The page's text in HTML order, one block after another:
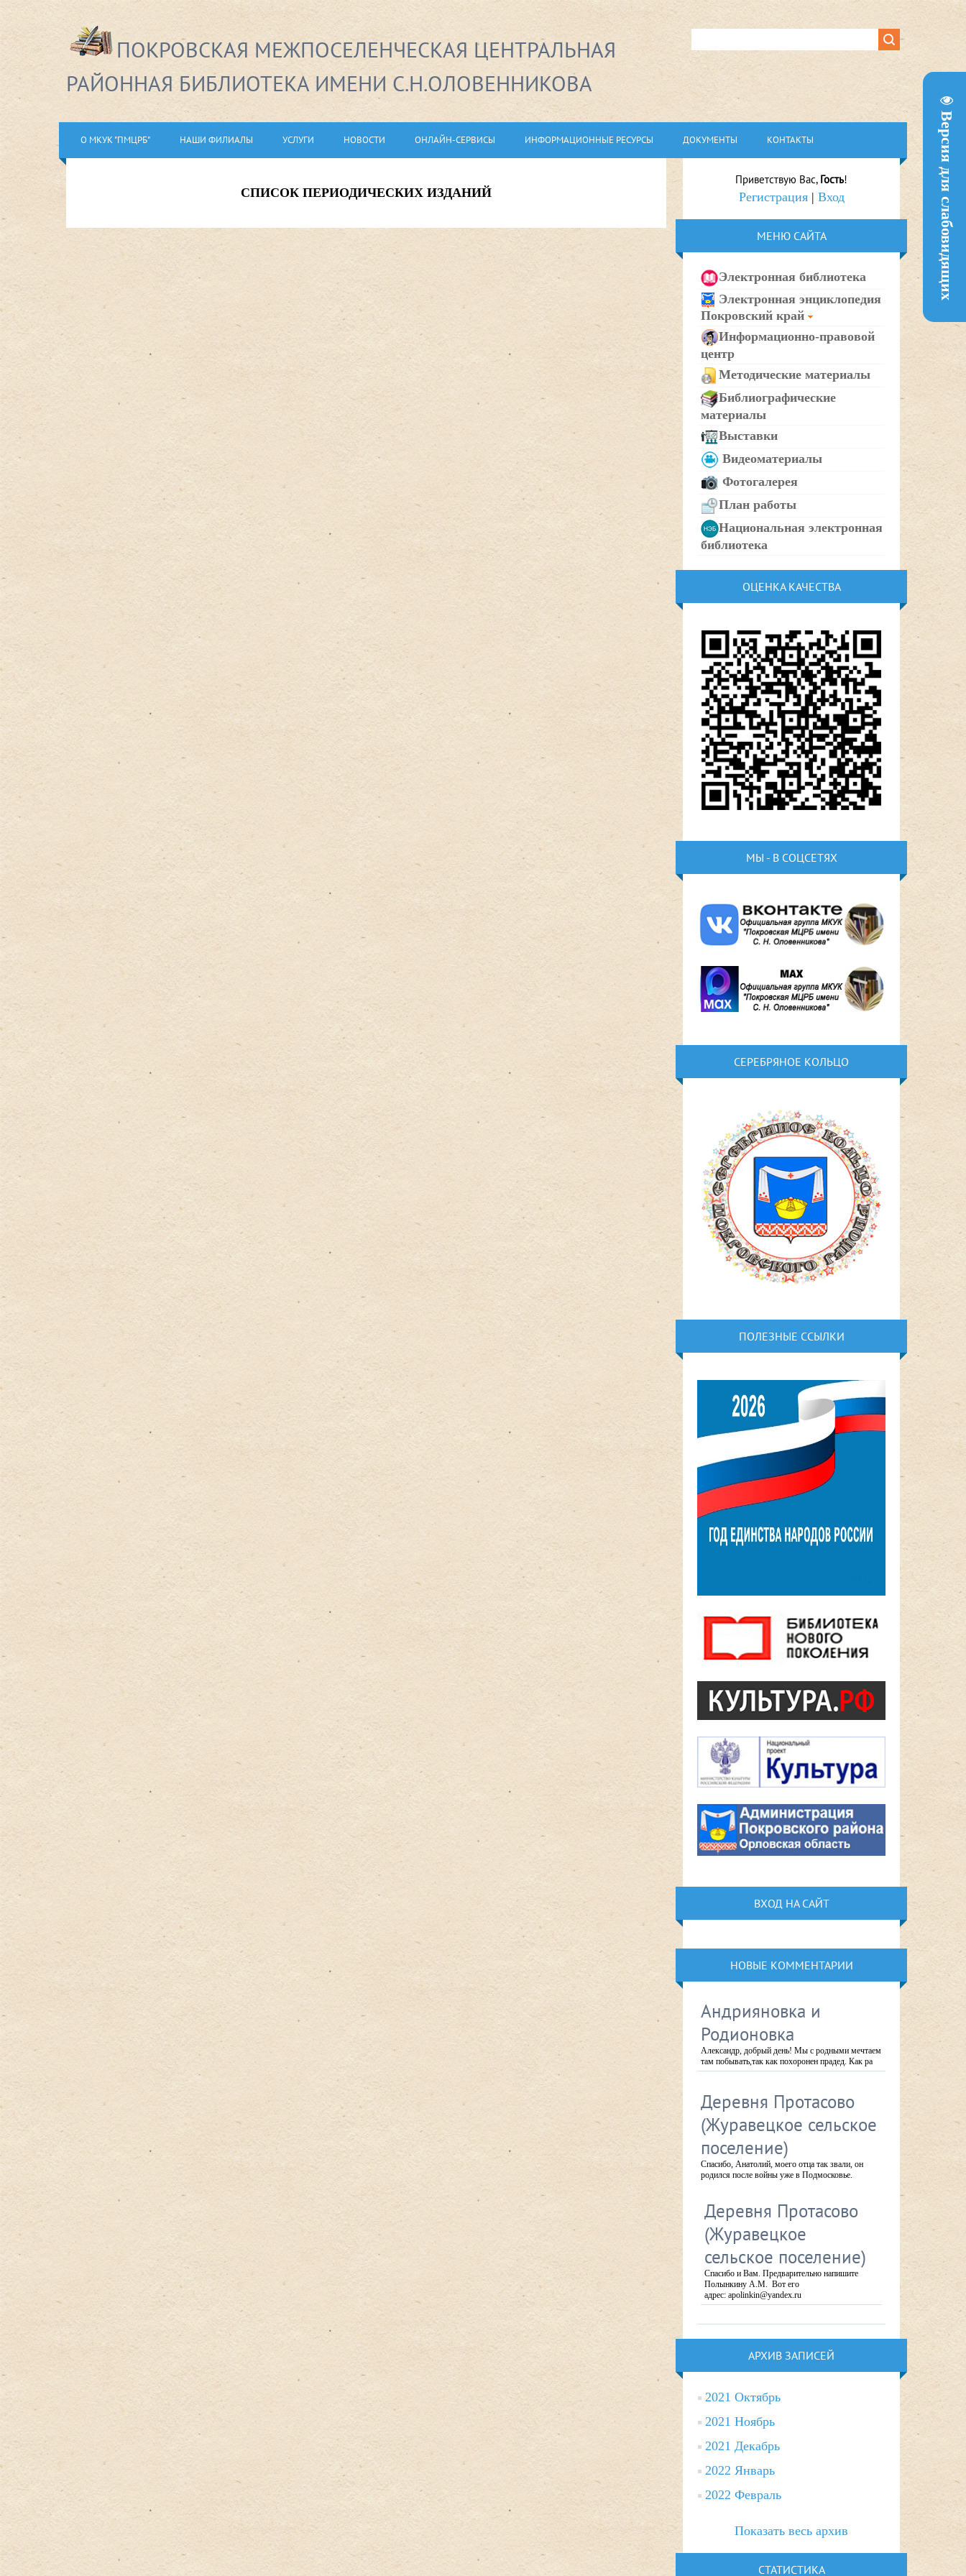
Версия для слабовидящих
ПОКРОВСКАЯ МЕЖПОСЕЛЕНЧЕСКАЯ ЦЕНТРАЛЬНАЯ
РАЙОННАЯ БИБЛИОТЕКА ИМЕНИ С.Н.ОЛОВЕННИКОВА
О МКУК "ПМЦРБ" НАШИ ФИЛИАЛЫ УСЛУГИ НОВОСТИ ОНЛАЙН-СЕРВИСЫ ИНФОРМАЦИОННЫЕ РЕСУРСЫ ДОКУМЕНТЫ КОНТАКТЫ
СПИСОК ПЕРИОДИЧЕСКИХ ИЗДАНИЙ
Приветствую Вас, Гость!
Регистрация| Вход
МЕНЮ САЙТА
Электронная библиотека
Электронная энциклопедия
Покровский край
Информационно-правовой
центр
Методические материалы
Библиографические
материалы
Выставки
Видеоматериалы
Фотогалерея
План работы
Национальная электронная
библиотека
ОЦЕНКА КАЧЕСТВА
МЫ - В СОЦСЕТЯХ
СЕРЕБРЯНОЕ КОЛЬЦО
ПОЛЕЗНЫЕ ССЫЛКИ
ВХОД НА САЙТ
НОВЫЕ КОММЕНТАРИИ
Андрияновка и
Родионовка
Александр, добрый день! Мы с родными мечтаем
там побывать,так как похоронен прадед. Как ра
Деревня Протасово
(Журавецкое сельское
поселение)
Спасибо, Анатолий, моего отца так звали, он
родился после войны уже в Подмосковье.
Деревня Протасово
(Журавецкое
сельское поселение)
Спасибо и Вам. Предварительно напишите
Полынкину А.М. Вот его
адрес: apolinkin@yandex.ru
АРХИВ ЗАПИСЕЙ
2021 Октябрь
2021 Ноябрь
2021 Декабрь
2022 Январь
2022 Февраль
Показать весь архив
СТАТИСТИКА